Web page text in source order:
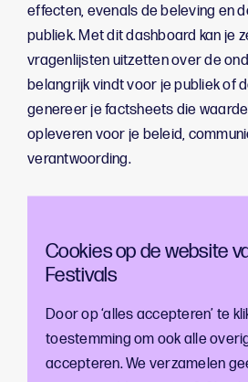
Cookies op de website
Festivals
Door op ‘alles accepteren’ te
toestemming om ook alle
accepteren. We verzamelen
effecten, evenals de beleving en
publiek. Met dit dashboard kan je
vragenlijsten uitzetten over de
belangrijk vindt voor je publiek of
genereer je factsheets die
opleveren voor je beleid,
verantwoording.
Rotterdam Festivals en
ondersteuning via advies en
ontvangst van een inlog kun je
publiek- en impactonderzoek.